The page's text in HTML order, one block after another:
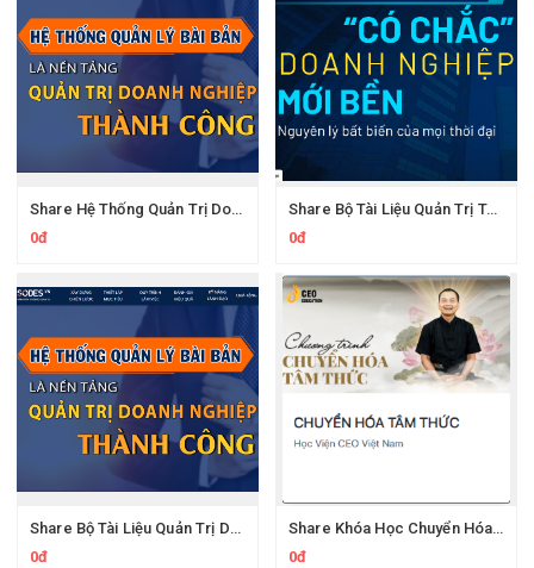
Share Hệ Thống Quản Trị Doanh Nghiệp Toàn Diện Sodes
0đ
Share Bộ Tài Liệu Quản Trị Tài Chính Tối Ưu Sodes.vn
0đ
Share Bộ Tài Liệu Quản Trị Doanh Nghiệp Thành Công Sodes.vn
0đ
Share Khóa Học Chuyển Hóa Tâm Thức Ngô Minh Tuấn Ceovietnamonline
0đ